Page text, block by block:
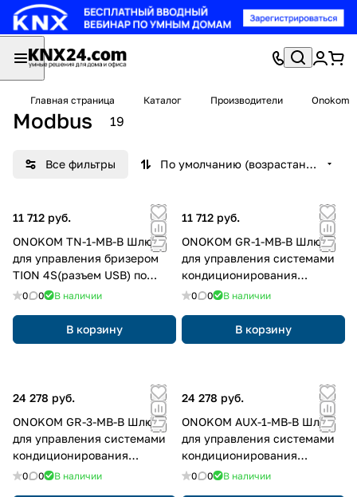
Главная страница Каталог Производители Onokom
Modbus 19
Все фильтры По умолчанию (возрастание)
11 712 руб.
ONOKOM TN-1-MB-B Шлюз
для управления бризером
TION 4S(разъем USB) по
ModBus RTU протоколу
0 0 В наличии
В корзину
11 712 руб.
ONOKOM GR-1-MB-B Шлюз
для управления системами
кондиционирования
GREE(разъем Wi-Fi) по
0 0 В наличии
В корзину
24 278 руб.
ONOKOM GR-3-MB-B Шлюз
для управления системами
кондиционирования
GREE(разъемы Wi-Fi или
0 0 В наличии
24 278 руб.
ONOKOM AUX-1-MB-B Шлюз
для управления системами
кондиционирования
AUX(разъем CN8) по ModBus
0 0 В наличии